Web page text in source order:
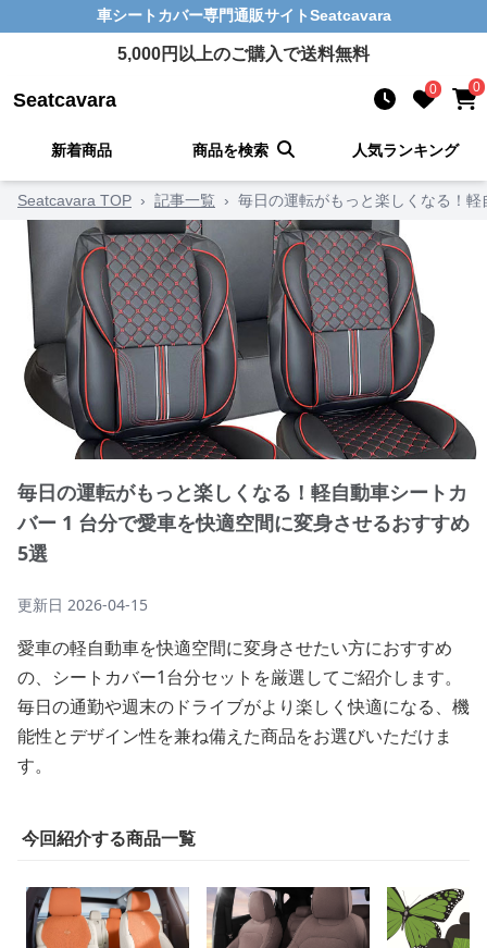
車シートカバー専門通販サイトSeatcavara
5,000円以上のご購入で送料無料
Seatcavara 0 0
新着商品 商品を検索 人気ランキング
Seatcavara TOP › 記事一覧 › 毎日の運転がもっと楽しくなる！
毎日の運転がもっと楽しくなる！軽自動車シートカ
バー 1 台分で愛車を快適空間に変身させるおすすめ
5選
更新日 2026-04-15
愛車の軽自動車を快適空間に変身させたい方におすすめ
の、シートカバー1台分セットを厳選してご紹介します。
毎日の通勤や週末のドライブがより楽しく快適になる、機
能性とデザイン性を兼ね備えた商品をお選びいただけま
す。
今回紹介する商品一覧